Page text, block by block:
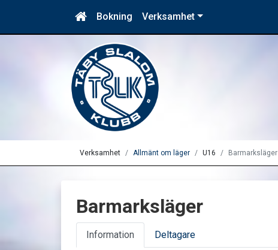
Bokning Verksamhet
Verksamhet Allmänt om läger U16 Barmarksläger
Barmarksläger
Information Deltagare